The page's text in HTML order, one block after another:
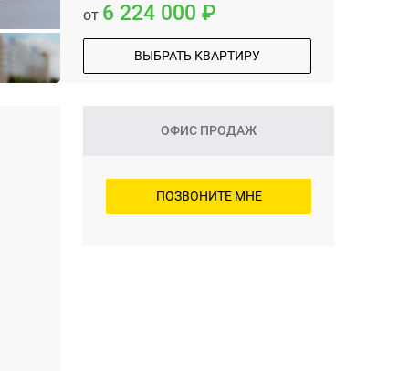
от 6 224 000
ВЫБРАТЬ КВАРТИРУ
ОФИС ПРОДАЖ
ПОЗВОНИТЕ МНЕ